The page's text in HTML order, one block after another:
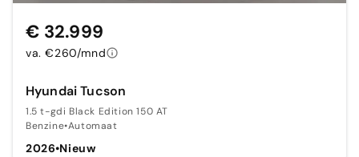
Hyundai Tucson
1.5 t-gdi Black Edition 150 AT
Benzine•Automaat
2026•Nieuw
€ 32.999
va. €260/mnd